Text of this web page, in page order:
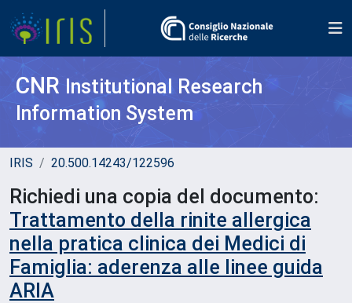
CNR Institutional Research
Information System
IRIS 20.500.14243/122596
Richiedi una copia del documento:
Trattamento della rinite allergica
nella pratica clinica dei Medici di
Famiglia: aderenza alle linee guida
ARIA